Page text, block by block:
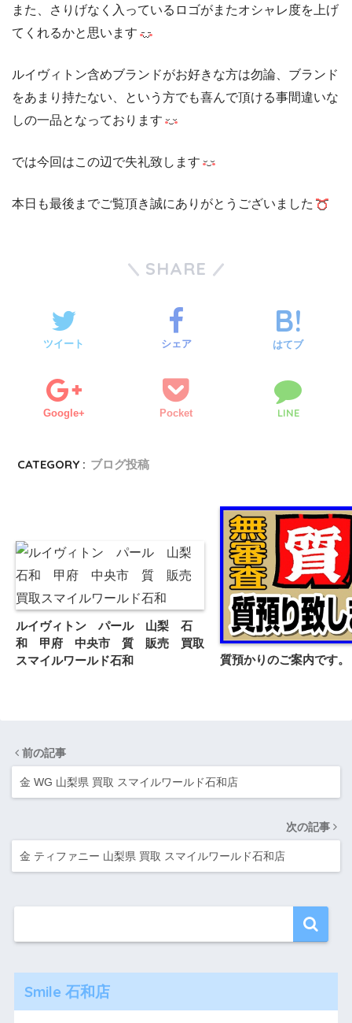
また、さりげなく入っているロゴがまたオシャレ度を上げ
てくれるかと思います
ルイヴィトン含めブランドがお好きな方は勿論、ブランド
をあまり持たない、という方でも喜んで頂ける事間違いな
しの一品となっております
では今回はこの辺で失礼致します
本日も最後までご覧頂き誠にありがとうございました
SHARE
ツイート シェア はてブ
Google+ Pocket LINE
CATEGORY : ブログ投稿
ルイヴィトン パール 山梨 石
和 甲府 中央市 質 販売 買取
スマイルワールド石和
質預かりのご案内です。
前の記事
金 WG 山梨県 買取 スマイルワールド石和店
次の記事
金 ティファニー 山梨県 買取 スマイルワールド石和店
Smile 石和店